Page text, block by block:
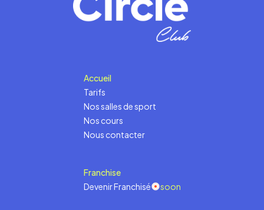
Accueil
Tarifs
Nos salles de sport
Nos cours
Nous contacter
Franchise
Devenir Franchisé
soon